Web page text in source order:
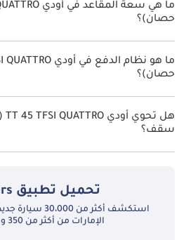
حصان)؟
تتسع أودي TT 45 TFSI QUATTRO (230 حصان) لأ 2 أشخاص.
حصان)؟
نظام الدفع في أودي TT All Wheel Drive 45 TFSI QUATTRO (230 حصان).
سقف؟
نعم توفر أودي TT 45 TFSI QUATTRO (230 حصان) فتحة السقف كخيار.
تحميل تطبيق
استكشف أكثر من
الإمارات من أكثر من 350 وكيل معتمد.